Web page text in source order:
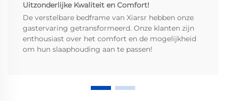
Uitzonderlijke Kwaliteit en Comfort!
De verstelbare bedframe van Xiarsr hebben onze
gastervaring getransformeerd. Onze klanten zijn
enthousiast over het comfort en de mogelijkheid
om hun slaaphouding aan te passen!